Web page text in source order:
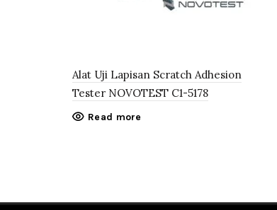
Alat Uji Lapisan Scratch Adhesion
Tester NOVOTEST C1-5178
Read more